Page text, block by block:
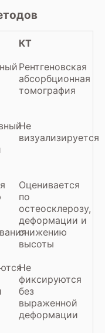
КТ
Рентгеновская
абсорбционная
томография
Не
визуализируется
Оценивается
по
остеосклерозу,
деформации и
снижению
высоты
Не
фиксируются
без
выраженной
деформации